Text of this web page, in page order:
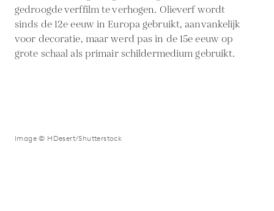
gedroogde verffilm te verhogen. Olieverf wordt
sinds de 12e eeuw in Europa gebruikt, aanvankelijk
voor decoratie, maar werd pas in de 15e eeuw op
grote schaal als primair schildermedium gebruikt.
Image © HDesert/Shutterstock